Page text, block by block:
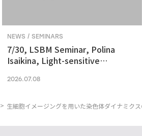
NEWS / SEMINARS
7/30, LSBM Seminar, Polina
Isaikina, Light-sensitive
Optogenetics
2026.07.08
生細胞イメージングを用いた染色体ダイナミク